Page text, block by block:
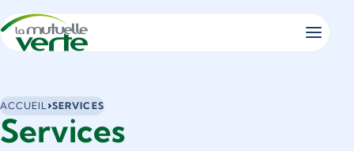
Panneau de gestion des cookies
Vous
êtes
ici
ACCUEIL SERVICES
Services